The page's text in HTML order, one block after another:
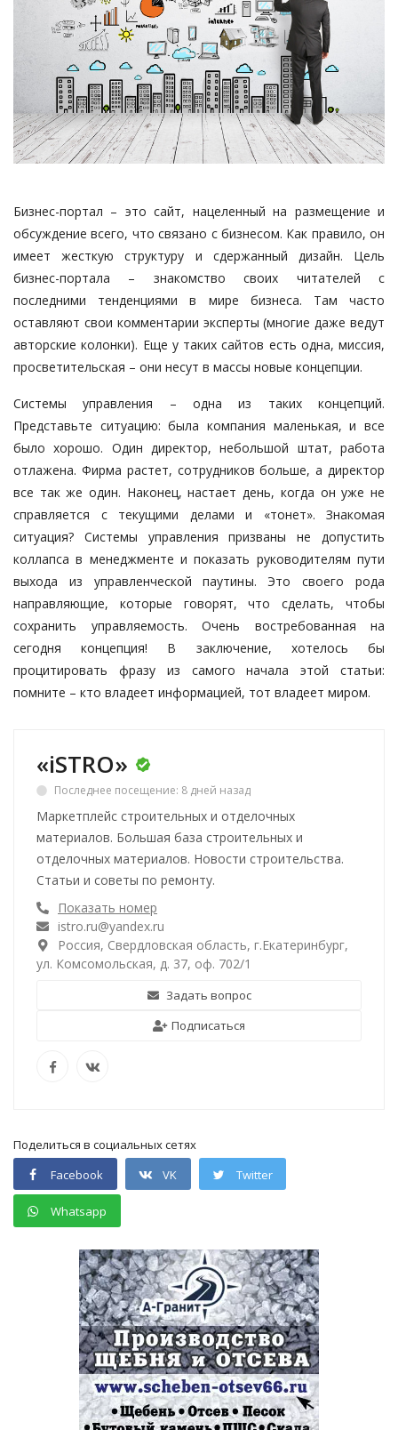
Бизнес-портал – это сайт, нацеленный на размещение и
обсуждение всего, что связано с бизнесом. Как правило, он
имеет жесткую структуру и сдержанный дизайн. Цель
бизнес-портала – знакомство своих читателей с
последними тенденциями в мире бизнеса. Там часто
оставляют свои комментарии эксперты (многие даже ведут
авторские колонки). Еще у таких сайтов есть одна, миссия,
просветительская – они несут в массы новые концепции.
Системы управления – одна из таких концепций.
Представьте ситуацию: была компания маленькая, и все
было хорошо. Один директор, небольшой штат, работа
отлажена. Фирма растет, сотрудников больше, а директор
все так же один. Наконец, настает день, когда он уже не
справляется с текущими делами и «тонет». Знакомая
ситуация? Системы управления призваны не допустить
коллапса в менеджменте и показать руководителям пути
выхода из управленческой паутины. Это своего рода
направляющие, которые говорят, что сделать, чтобы
сохранить управляемость. Очень востребованная на
сегодня концепция! В заключение, хотелось бы
процитировать фразу из самого начала этой статьи:
помните – кто владеет информацией, тот владеет миром.
«iSTRO»
Последнее посещение: 8 дней назад
Маркетплейс строительных и отделочных
материалов. Большая база строительных и
отделочных материалов. Новости строительства.
Статьи и советы по ремонту.
Показать номер
istro.ru@yandex.ru
Россия, Свердловская область, г.Екатеринбург,
ул. Комсомольская, д. 37, оф. 702/1
Задать вопрос
Подписаться
Поделиться в социальных сетях
Facebook
VK Twitter
Whatsapp